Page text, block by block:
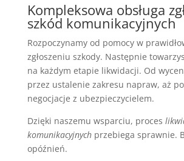
Kompleksowa obsługa
szkód komunikacyjnych
Rozpoczynamy od pomocy w
zgłoszeniu szkody. Następnie
na każdym etapie likwidacji. Od
przez ustalenie zakresu napraw, aż
negocjacje z ubezpieczycielem.
Dzięki naszemu wsparciu, proces
komunikacyjnychprzebiega sprawnie.
opóźnień.